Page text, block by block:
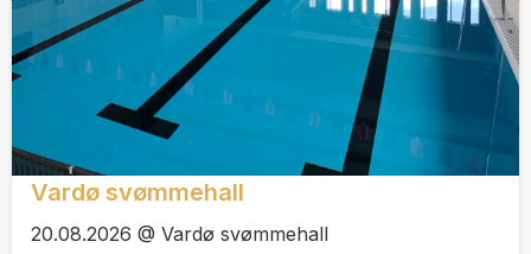
Vardø svømmehall
20.08.2026 @ Vardø svømmehall